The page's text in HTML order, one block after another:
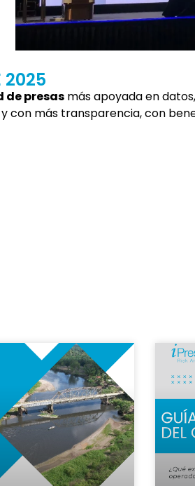
de presas más apoyada en
con más transparencia, con